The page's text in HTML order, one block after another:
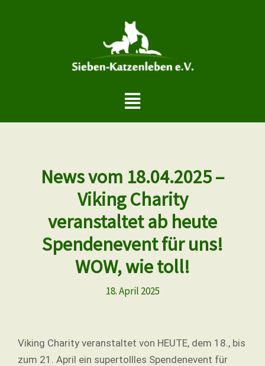
Menü
News vom 18.04.2025 –
Viking Charity
veranstaltet ab heute
Spendenevent für uns!
WOW, wie toll!
18. April 2025
Viking Charity veranstaltet von HEUTE, dem 18., bis
zum 21. April ein supertollles Spendenevent für